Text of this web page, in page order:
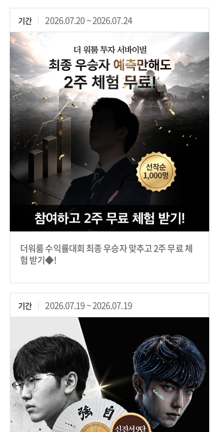
기간 2026.07.20 ~ 2026.07.24
더워룸 수익률대회 최종 우승자 맞추고 2주 무료 체
험 받기◆!
기간 2026.07.19 ~ 2026.07.19